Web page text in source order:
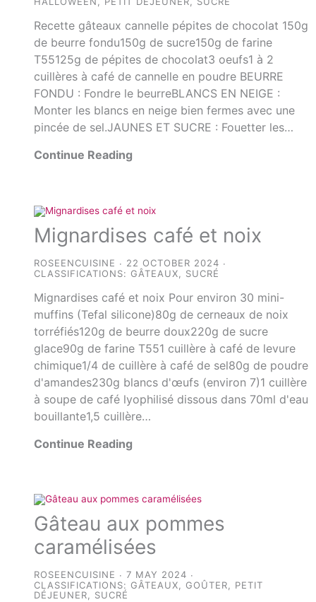
Recette gâteaux cannelle pépites de chocolat 150g
de beurre fondu150g de sucre150g de farine
T55125g de pépites de chocolat3 oeufs1 à 2
cuillères à café de cannelle en poudre BEURRE
FONDU : Fondre le beurreBLANCS EN NEIGE :
Monter les blancs en neige bien fermes avec une
pincée de sel.JAUNES ET SUCRE : Fouetter les…
Continue Reading
Mignardises café et noix
ROSEENCUISINE
22 OCTOBER 2024
CLASSIFICATIONS:GÂTEAUX SUCRÉ
Mignardises café et noix Pour environ 30 mini-
muffins (Tefal silicone)80g de cerneaux de noix
torréfiés120g de beurre doux220g de sucre
glace90g de farine T551 cuillère à café de levure
chimique1/4 de cuillère à café de sel80g de poudre
d'amandes230g blancs d'œufs (environ 7)1 cuillère
à soupe de café lyophilisé dissous dans 70ml d'eau
bouillante1,5 cuillère…
Continue Reading
Gâteau aux pommes
caramélisées
ROSEENCUISINE
7 MAY 2024
CLASSIFICATIONS:GÂTEAUX ,GOÛTER
PETIT
DÉJEUNER
SUCRÉ